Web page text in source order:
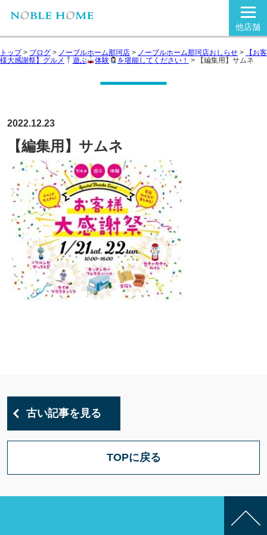
他店舗
トップ> ブログ > ノーブルホーム那珂店 > ノーブルホーム那珂店おしらせ >
【お客
様大感謝祭】グルメ
遊ぶ 体験 を堪能してください！ > 【編集用】サムネ
2022.12.23
【編集用】サムネ
古い記事を見る
TOPに戻る